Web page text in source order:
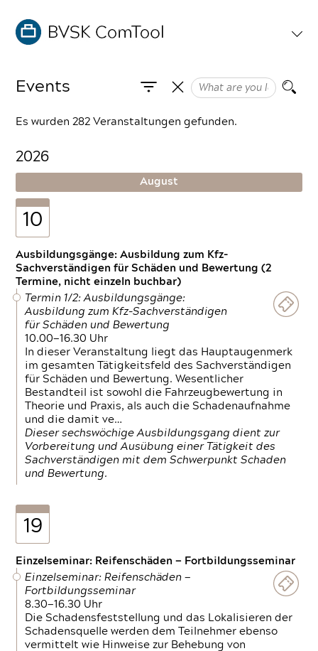
Events
Es wurden 282 Veranstaltungen gefunden.
2026
August
10
Ausbildungsgänge: Ausbildung zum Kfz-
Sachverständigen für Schäden und Bewertung (2
Termine, nicht einzeln buchbar)
Termin 1/2: Ausbildungsgänge:
Ausbildung zum Kfz-Sachverständigen
für Schäden und Bewertung
10.00—16.30 Uhr
In dieser Veranstaltung liegt das Hauptaugenmerk
im gesamten Tätigkeitsfeld des Sachverständigen
für Schäden und Bewertung. Wesentlicher
Bestandteil ist sowohl die Fahrzeugbewertung in
Theorie und Praxis, als auch die Schadenaufnahme
und die damit ve…
Dieser sechswöchige Ausbildungsgang dient zur
Vorbereitung und Ausübung einer Tätigkeit des
Sachverständigen mit dem Schwerpunkt Schaden
und Bewertung.
19
Einzelseminar: Reifenschäden — Fortbildungsseminar
Einzelseminar: Reifenschäden —
Fortbildungsseminar
8.30—16.30 Uhr
Die Schadensfeststellung und das Lokalisieren der
Schadensquelle werden dem Teilnehmer ebenso
vermittelt wie Hinweise zur Behebung von